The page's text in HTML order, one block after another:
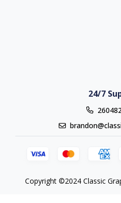
24/7
Copyright ©2024 Classic